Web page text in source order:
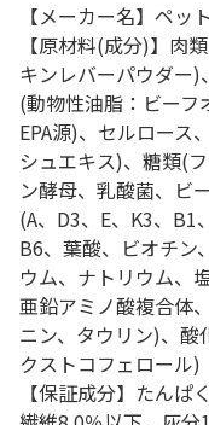
【メーカー名】ペッ
【原材料(成分)】肉
キンレバーパウダー
(動物性油脂：ビーフ
EPA源)、セルロース
シュエキス)、糖類(
ン酵母、乳酸菌、ビ
(A、D3、E、K3、B1
B6、葉酸、ビオチン
ウム、ナトリウム、
亜鉛アミノ酸複合体
ニン、タウリン)、酸
クストコフェロール)
【保証成分】たん